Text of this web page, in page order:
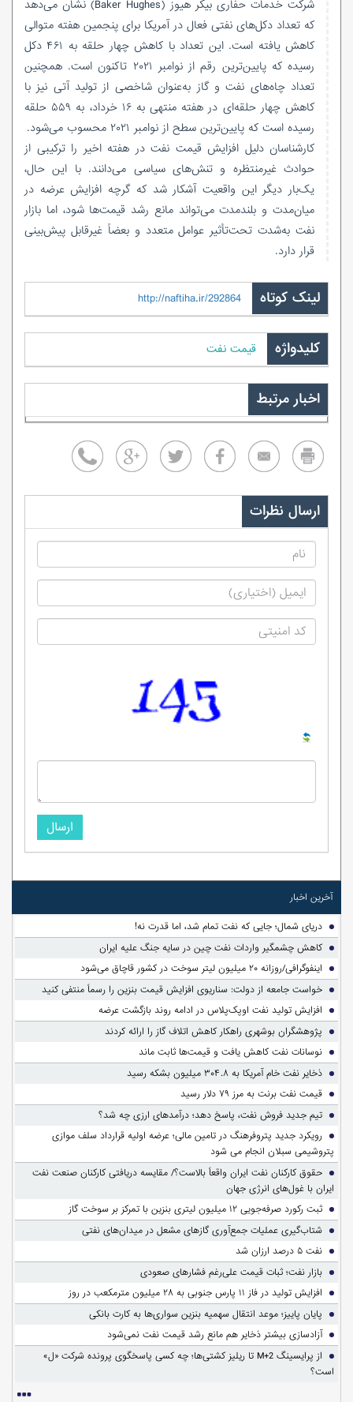
شرکت خدمات حفاری بیکر هیوز (Baker Hughes) نشان می‌دهد
که تعداد دکل‌های نفتی فعال در آمریکا برای پنجمین هفته متوالی
کاهش یافته است. این تعداد با کاهش چهار حلقه به ۴۶۱ دکل
رسیده که پایین‌ترین رقم از نوامبر ۲۰۲۱ تاکنون است. همچنین
تعداد چاه‌های نفت و گاز به‌عنوان شاخصی از تولید آتی نیز با
کاهش چهار حلقه‌ای در هفته منتهی به ۱۶ خرداد، به ۵۵۹ حلقه
رسیده است که پایین‌ترین سطح از نوامبر ۲۰۲۱ محسوب می‌شود.
کارشناسان دلیل افزایش قیمت نفت در هفته اخیر را ترکیبی از
حوادث غیرمنتظره و تنش‌های سیاسی می‌دانند. با این حال،
یک‌بار دیگر این واقعیت آشکار شد که گرچه افزایش عرضه در
میان‌مدت و بلندمدت می‌تواند مانع رشد قیمت‌ها شود، اما بازار
نفت به‌شدت تحت‌تأثیر عوامل متعدد و بعضاً غیرقابل پیش‌بینی
قرار دارد.
لینک کوتاه http://naftiha.ir/292864
کلیدواژه قیمت نفت
اخبار مرتبط
ارسال نظرات
ارسال
آخرین اخبار
دریای شمال؛ جایی که نفت تمام شد، اما قدرت نه!
کاهش چشمگیر واردات نفت چین در سایه جنگ علیه ایران
اینفوگرافی/روزانه ۲۰ میلیون لیتر سوخت در کشور قاچاق می‌شود
خواست جامعه از دولت: سناریوی افزایش قیمت بنزین را رسماً منتفی کنید
افزایش تولید نفت اوپک‌پلاس در ادامه روند بازگشت عرضه
پژوهشگران بوشهری راهکار کاهش اتلاف گاز را ارائه کردند
نوسانات نفت کاهش یافت و قیمت‌ها ثابت ماند
ذخایر نفت خام آمریکا به ۳۰۴.۸ میلیون بشکه رسید
قیمت نفت برنت به مرز ۷۹ دلار رسید
تیم جدید فروش نفت، پاسخ دهد؛ درآمدهای ارزی چه شد؟
رویکرد جدید پتروفرهنگ در تامین مالی؛ عرضه اولیه قرارداد سلف موازی
پتروشیمی سبلان انجام می شود
حقوق کارکنان نفت ایران واقعاً بالاست؟/ مقایسه دریافتی کارکنان صنعت نفت
ایران با غول‌های انرژی جهان
ثبت رکورد صرفه‌جویی ۱۲ میلیون لیتری بنزین با تمرکز بر سوخت گاز
شتاب‌گیری عملیات جمع‌آوری گازهای مشعل در میدان‌های نفتی
نفت ۵ درصد ارزان شد
بازار نفت؛ ثبات قیمت علی‌رغم فشارهای صعودی
افزایش تولید در فاز ۱۱ پارس جنوبی به ۲۸ میلیون مترمکعب در روز
پایان پاییز؛ موعد انتقال سهمیه بنزین سواری‌ها به کارت بانکی
آزادسازی بیشتر ذخایر هم مانع رشد قیمت نفت نمی‌شود
از پرایسینگ M+2 تا ریلیز کشتی‌ها؛ چه کسی پاسخگوی پرونده شرکت «ل»
است؟